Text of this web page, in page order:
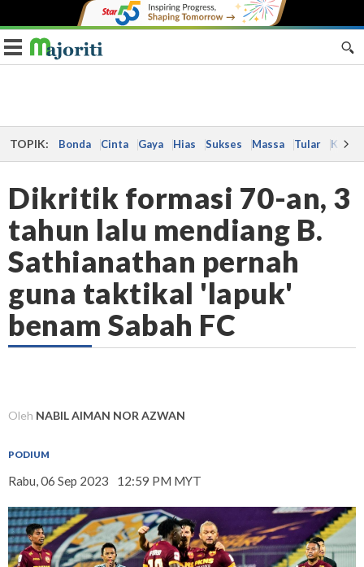
Toggle navigation
TOPIK: Bonda Cinta Gaya Hias Sukses Massa Tular Kes
Dikritik formasi 70-an, 3
tahun lalu mendiang B.
Sathianathan pernah
guna taktikal 'lapuk'
benam Sabah FC
Oleh NABIL AIMAN NOR AZWAN
PODIUM
Rabu, 06 Sep 2023 12:59 PM MYT